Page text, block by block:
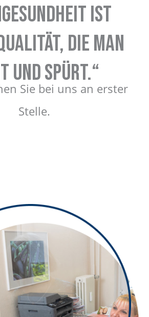
ist
die man
und spürt.“
Sie bei uns an erster
Stelle.